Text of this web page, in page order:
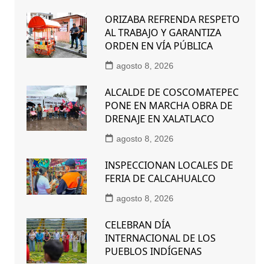
ORIZABA REFRENDA RESPETO
AL TRABAJO Y GARANTIZA
ORDEN EN VÍA PÚBLICA
agosto 8, 2026
ALCALDE DE COSCOMATEPEC
PONE EN MARCHA OBRA DE
DRENAJE EN XALATLACO
agosto 8, 2026
INSPECCIONAN LOCALES DE
FERIA DE CALCAHUALCO
agosto 8, 2026
CELEBRAN DÍA
INTERNACIONAL DE LOS
PUEBLOS INDÍGENAS